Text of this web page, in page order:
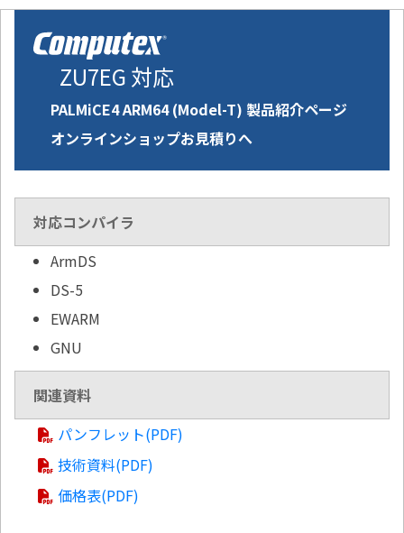
ZU7EG 対応
PALMiCE4 ARM64 (Model-T) 製品紹介ページ
オンラインショップお見積りへ
対応コンパイラ
ArmDS
DS-5
EWARM
GNU
関連資料
パンフレット(PDF)
技術資料(PDF)
価格表(PDF)